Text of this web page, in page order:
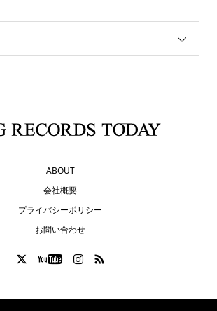
ABOUT
会社概要
プライバシーポリシー
お問い合わせ